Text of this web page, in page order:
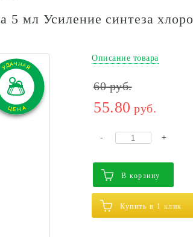
мл Усиление синтеза
Описание товара
60руб.
55.80 руб.
- +
В корзину
Купить в 1 клик